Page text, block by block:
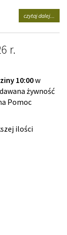
czytaj dalej...
r.
10:00w
żywność
Pomoc
ilości